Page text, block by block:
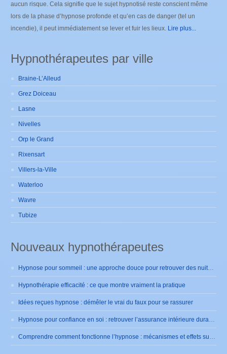
aucun risque. Cela signifie que le sujet hypnotisé reste conscient même
lors de la phase d’hypnose profonde et qu’en cas de danger (tel un
incendie), il peut immédiatement se lever et fuir les lieux. Lire plus...
Hypnothérapeutes par ville
Braine-L’Alleud
Grez Doiceau
Lasne
Nivelles
Orp le Grand
Rixensart
Villers-la-Ville
Waterloo
Wavre
Tubize
Nouveaux hypnothérapeutes
Hypnose pour sommeil : une approche douce pour retrouver des nuits sereines
Hypnothérapie efficacité : ce que montre vraiment la pratique
Idées reçues hypnose : démêler le vrai du faux pour se rassurer
Hypnose pour confiance en soi : retrouver l’assurance intérieure durablement
Comprendre comment fonctionne l’hypnose : mécanismes et effets sur le cerveau